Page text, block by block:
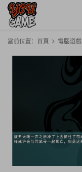
當前位置： 首頁 電腦遊戲